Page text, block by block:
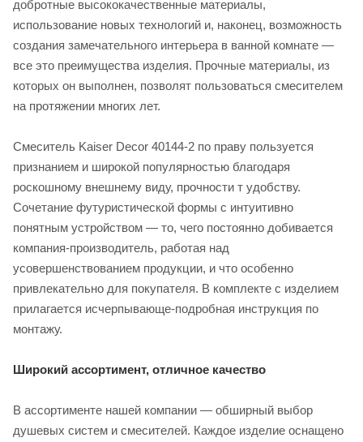
добротные высококачественные материалы,
использование новых технологий и, наконец, возможность
создания замечательного интерьера в ванной комнате —
все это преимущества изделия. Прочные материалы, из
которых он выполнен, позволят пользоваться смесителем
на протяжении многих лет.
Смеситель Kaiser Decor 40144-2 по праву пользуется
признанием и широкой популярностью благодаря
роскошному внешнему виду, прочности т удобству.
Сочетание футуристической формы с интуитивно
понятным устройством — то, чего постоянно добивается
компания-производитель, работая над
усовершенствованием продукции, и что особенно
привлекательно для покупателя. В комплекте с изделием
прилагается исчерпывающе-подробная инструкция по
монтажу.
Широкий ассортимент, отличное качество
В ассортименте нашей компании — обширный выбор
душевых систем и смесителей. Каждое изделие оснащено